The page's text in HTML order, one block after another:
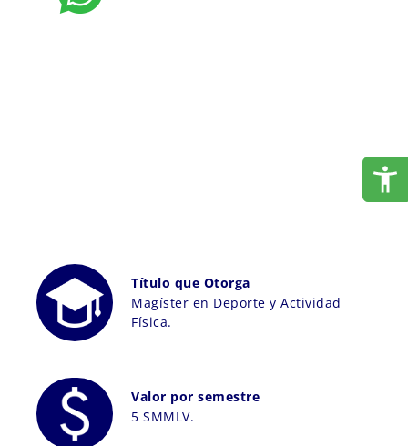
Título que Otorga
Magíster en Deporte y Actividad
Física.
Valor por semestre
5 SMMLV.